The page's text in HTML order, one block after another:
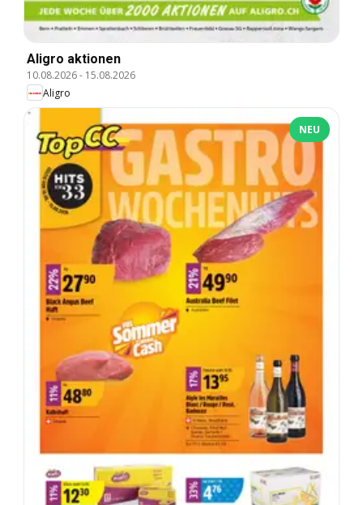
Aligro aktionen
10.08.2026- 15.08.2026
Aligro
NEU